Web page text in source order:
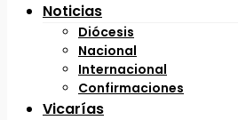
Noticias
Diócesis
Nacional
Internacional
Confirmaciones
Vicarías